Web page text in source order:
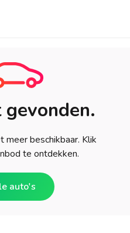
meer beschikbaar. Klik
te ontdekken.
auto's